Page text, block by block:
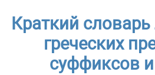
Краткий
греческих
суффиксов